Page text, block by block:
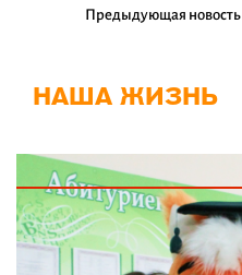
Предыдующая новость
НАША ЖИЗНЬ